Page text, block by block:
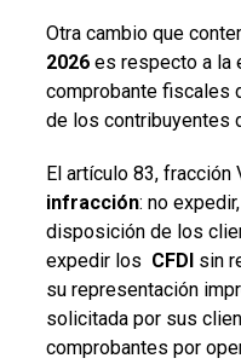
Otra cambio que
2026es respecto a la
comprobante fiscales
de los contribuyentes
El artículo 83,
infracción: no
disposición de los
expedir los CFDI sin
su representación
solicitada por sus
comprobantes por